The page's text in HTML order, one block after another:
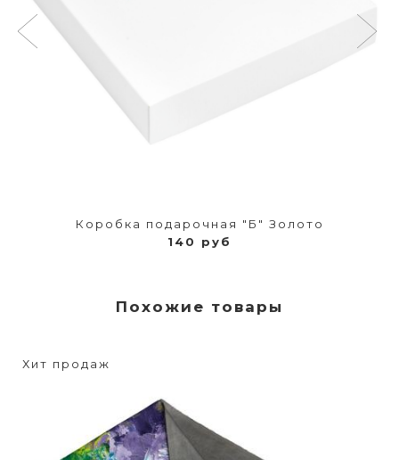
Коробка подарочная "Б" Золото
140 руб
Похожие товары
Хит продаж